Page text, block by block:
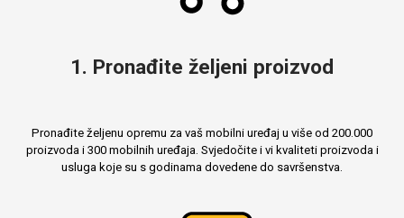
1. Pronađite željeni proizvod
Pronađite željenu opremu za vaš mobilni uređaj u više od 200.000
proizvoda i 300 mobilnih uređaja. Svjedočite i vi kvaliteti proizvoda i
usluga koje su s godinama dovedene do savršenstva.